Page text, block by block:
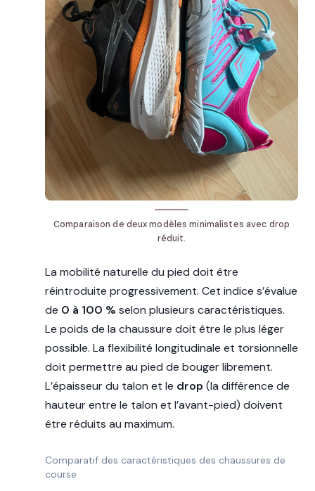
Comparaison de deux modèles minimalistes avec drop
réduit.
La mobilité naturelle du pied doit être
réintroduite progressivement. Cet indice s’évalue
de 0 à 100 % selon plusieurs caractéristiques.
Le poids de la chaussure doit être le plus léger
possible. La flexibilité longitudinale et torsionnelle
doit permettre au pied de bouger librement.
L’épaisseur du talon et le drop (la différence de
hauteur entre le talon et l’avant-pied) doivent
être réduits au maximum.
Comparatif des caractéristiques des chaussures de
course